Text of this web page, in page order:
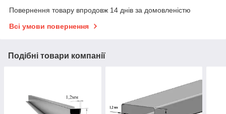
Повернення товару впродовж 14 днів за домовленістю
Всі умови повернення
Подібні товари компанії